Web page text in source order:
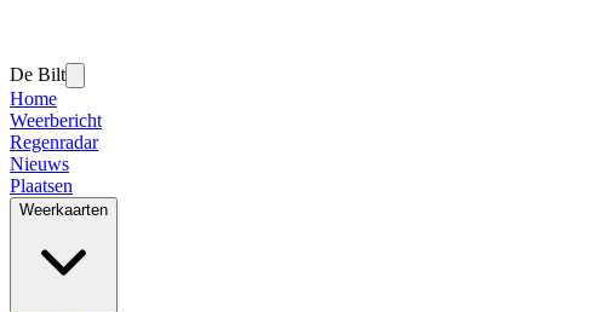
De Bilt
Home
Weerbericht
Regenradar
Nieuws
Plaatsen
Weerkaarten